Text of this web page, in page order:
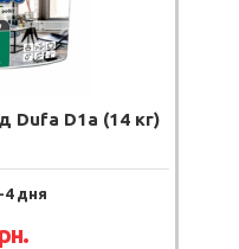
Dufa D1a (14 кг)
дня